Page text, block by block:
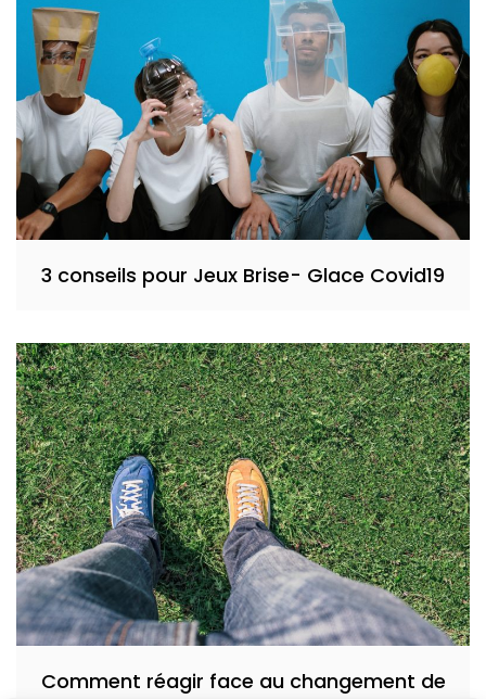
3 conseils pour Jeux Brise- Glace Covid19
Comment réagir face au changement de